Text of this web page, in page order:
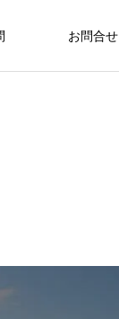
お問合せ